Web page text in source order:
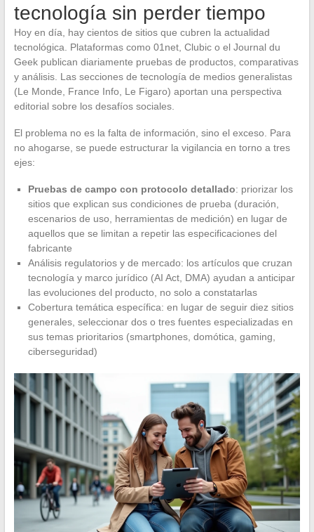
tecnología sin perder tiempo
Hoy en día, hay cientos de sitios que cubren la actualidad
tecnológica. Plataformas como 01net, Clubic o el Journal du
Geek publican diariamente pruebas de productos, comparativas
y análisis. Las secciones de tecnología de medios generalistas
(Le Monde, France Info, Le Figaro) aportan una perspectiva
editorial sobre los desafíos sociales.
El problema no es la falta de información, sino el exceso. Para
no ahogarse, se puede estructurar la vigilancia en torno a tres
ejes:
Pruebas de campo con protocolo detallado: priorizar los
sitios que explican sus condiciones de prueba (duración,
escenarios de uso, herramientas de medición) en lugar de
aquellos que se limitan a repetir las especificaciones del
fabricante
Análisis regulatorios y de mercado: los artículos que cruzan
tecnología y marco jurídico (AI Act, DMA) ayudan a anticipar
las evoluciones del producto, no solo a constatarlas
Cobertura temática específica: en lugar de seguir diez sitios
generales, seleccionar dos o tres fuentes especializadas en
sus temas prioritarios (smartphones, domótica, gaming,
ciberseguridad)